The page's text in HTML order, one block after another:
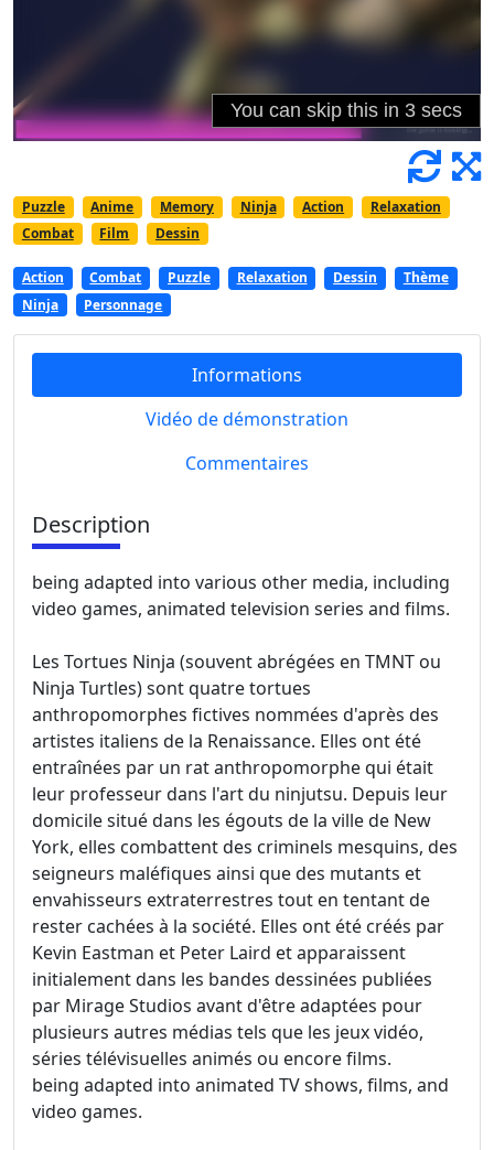
Puzzle Anime Memory Ninja Action
Relaxation
Combat
Film Dessin
Action Combat Puzzle Relaxation Dessin
Thème
Ninja
Personnage
Informations
Vidéo de démonstration
Commentaires
Description
being adapted into various other media, including
video games, animated television series and films.
Les Tortues Ninja (souvent abrégées en TMNT ou
Ninja Turtles) sont quatre tortues
anthropomorphes fictives nommées d'après des
artistes italiens de la Renaissance. Elles ont été
entraînées par un rat anthropomorphe qui était
leur professeur dans l'art du ninjutsu. Depuis leur
domicile situé dans les égouts de la ville de New
York, elles combattent des criminels mesquins, des
seigneurs maléfiques ainsi que des mutants et
envahisseurs extraterrestres tout en tentant de
rester cachées à la société. Elles ont été créés par
Kevin Eastman et Peter Laird et apparaissent
initialement dans les bandes dessinées publiées
par Mirage Studios avant d'être adaptées pour
plusieurs autres médias tels que les jeux vidéo,
séries télévisuelles animés ou encore films.
being adapted into animated TV shows, films, and
video games.